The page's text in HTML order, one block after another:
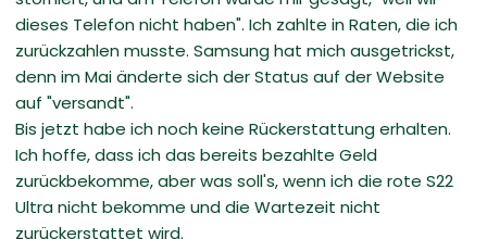
dieses Telefon nicht haben". Ich zahlte in Raten, die ich
zurückzahlen musste. Samsung hat mich ausgetrickst,
denn im Mai änderte sich der Status auf der Website
auf "versandt".
Bis jetzt habe ich noch keine Rückerstattung erhalten.
Ich hoffe, dass ich das bereits bezahlte Geld
zurückbekomme, aber was soll's, wenn ich die rote S22
Ultra nicht bekomme und die Wartezeit nicht
zurückerstattet wird.